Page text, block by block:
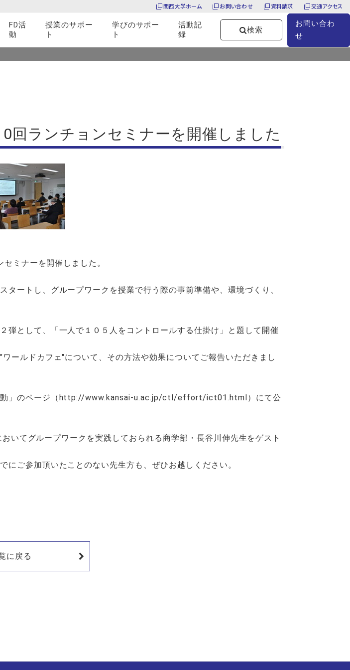
関西大学ホーム お問い合わせ 資料請求 交通アクセス
FD活
動
授業のサポー
ト
授業支援業務
授業アンケート
教員インタビュー
学びのサポー
ト
活動記
録
検索
お問い合わ
せ
回ランチョンセミナーを開催しました
ミナーを開催しました。
ートし、グループワークを授業で行う際の事前準備や、環境づくり、
として、「一人で１０５人をコントロールする仕掛け」と題して開催
ールドカフェ"について、その方法や効果についてご報告いただきまし
動」のページ（http://www.kansai-u.ac.jp/ctl/effort/ict01.html）にて公
てグループワークを実践しておられる商学部・長谷川伸先生をゲスト
ご参加頂いたことのない先生方も、ぜひお越しください。
に戻る